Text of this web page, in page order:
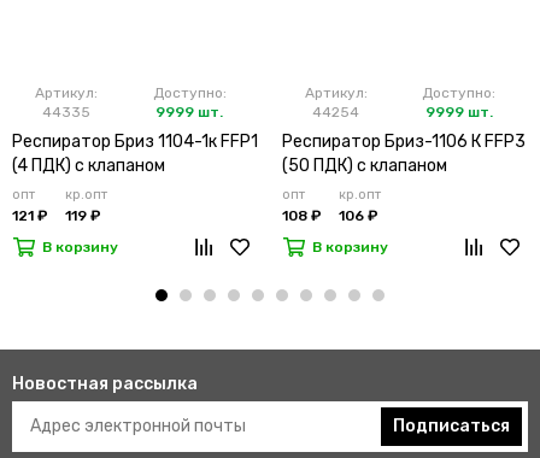
Артикул:
44335
Доступно:
9999 шт.
Респиратор Бриз 1104-1к FFP1
(4 ПДК) с клапаном
опт
121 ₽
кр.опт
119 ₽
В корзину
Артикул:
44254
Доступно:
9999 шт.
Респиратор Бриз-1106 К FFP3
(50 ПДК) с клапаном
опт
108 ₽
кр.опт
106 ₽
В корзину
Новостная рассылка
Подписаться